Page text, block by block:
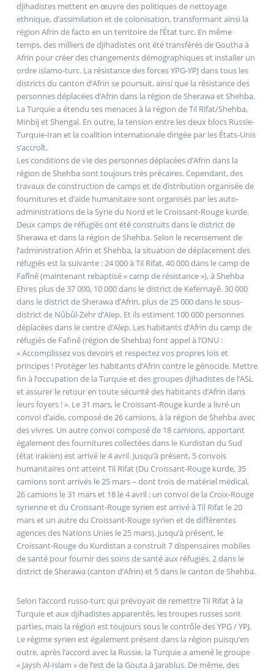
djihadistes mettent en œuvre des politiques de nettoyage
ethnique, d’assimilation et de colonisation, transformant ainsi la
région Afrin de facto en un territoire de l’État turc. En même
temps, des milliers de djihadistes ont été transférés de Goutha à
Afrin pour créer des changements démographiques et installer un
ordre islamo-turc. La résistance des forces YPG-YPJ dans tous les
districts du canton d’Afrin se poursuit, ainsi que la résistance des
personnes déplacées d’Afrin dans la région de Sherawa et Shehba.
La Turquie a étendu ses menaces à la région de Til Rifat/Shehba,
Minbij et Shengal. En outre, la tension entre les deux blocs Russie-
Turquie-Iran et la coalition internationale dirigée par les États-Unis
s’accroît.
Les conditions de vie des personnes déplacées d’Afrin dans la
région de Shehba sont toujours très précaires. Cependant, des
travaux de construction de camps et de distribution organisée de
fournitures et d’aide humanitaire sont organisés par les auto-
administrations de la Syrie du Nord et le Croissant-Rouge kurde.
Deux camps de réfugiés ont été construits dans le district de
Sherawa et dans la région de Shehba. Selon le recensement de
l’administration Afrin et Shehba, la situation de déplacement des
réfugiés est la suivante : 24 000 à Til Rifat, 40 000 dans le camp de
Fafînê (maintenant rebaptisé « camp de résistance »), à Shehba
Ehres plus de 37 000, 10 000 dans le district de Kefernayê. 30 000
dans le district de Sherawa d’Afrin, plus de 25 000 dans le sous-
district de Nûbûl-Zehr d’Alep. Et ils estiment 100 000 personnes
déplacées dans le centre d’Alep. Les habitants d’Afrin du camp de
réfugiés de Fafinê (région de Shehba) font appel à l’ONU :
« Accomplissez vos devoirs et respectez vos propres lois et
principes ! Protéger les habitants d’Afrin contre le génocide. Mettre
fin à l’occupation de la Turquie et des groupes djihadistes de l’ASL
et assurer le retour en toute sécurité des habitants d’Afrin dans
leurs foyers ! ». Le 31 mars, le Croissant-Rouge kurde a livré un
convoi d’aide, composé de 26 camions, à la région de Shehba avec
des vivres. Un autre convoi composé de 18 camions, apportant
également des fournitures collectées dans le Kurdistan du Sud
(état irakien) est arrivé le 4 avril. Jusqu’à présent, 5 convois
humanitaires ont atteint Til Rifat (Du Croissant-Rouge kurde, 35
camions sont arrivés le 25 mars – dont trois de matériel médical,
26 camions le 31 mars et 18 le 4 avril ; un convoi de la Croix-Rouge
syrienne et du Croissant-Rouge syrien est arrivé à Til Rifat le 20
mars et un autre du Croissant-Rouge syrien et de différentes
agences des Nations Unies le 25 mars). Jusqu’à présent, le
Croissant-Rouge du Kurdistan a construit 7 dispensaires mobiles
de santé pour fournir des soins de santé aux réfugiés, 2 dans le
district de Sherawa (canton d’Afrin) et 5 dans le canton de Shehba.
Selon l’accord russo-turc qui prévoyait de remettre Til Rifat à la
Turquie et aux djihadistes apparentés, les troupes russes sont
parties, mais la région est toujours sous le contrôle des YPG / YPJ.
Le régime syrien est également présent dans la région puisqu’en
outre, après l’accord avec la Russie, la Turquie a amené le groupe
« Jaysh Al-Islam » de l’est de la Gouta à Jarablus. De même, des